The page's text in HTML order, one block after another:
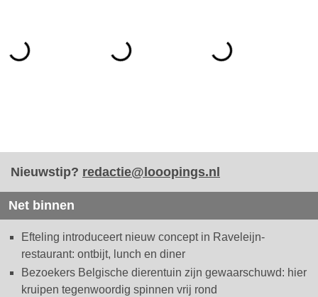
Nieuwstip? redactie@looopings.nl
Net binnen
Efteling introduceert nieuw concept in Raveleijn-
restaurant: ontbijt, lunch en diner
Bezoekers Belgische dierentuin zijn gewaarschuwd: hier
kruipen tegenwoordig spinnen vrij rond